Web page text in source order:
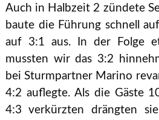
Auch in Halbzeit 2 zündete
baute die Führung schnell
auf 3:1 aus. In der Folge
mussten wir das 3:2
bei Sturmpartner Marino
4:2 auflegte. Als die Gäste
4:3 verkürzten drängten